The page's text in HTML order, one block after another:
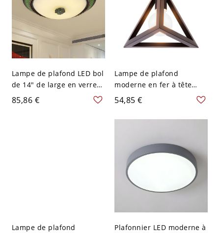
Lampe de plafond LED bol
de 14" de large en verre
opalin et finition en étain
antique pour salon
85,86 €
Lampe de plafond
moderne en fer à tête
unique en forme de
triangle semi-encastrée
en gris pour chambre
54,85 €
Lampe de plafond
Plafonnier LED moderne à